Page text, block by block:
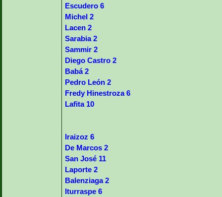
Escudero 6
Michel 2
Lacen 2
Sarabia 2
Sammir 2
Diego Castro 2
Babá 2
Pedro León 2
Fredy Hinestroza 6
Lafita 10
Iraizoz 6
De Marcos 2
San José 11
Laporte 2
Balenziaga 2
Iturraspe 6